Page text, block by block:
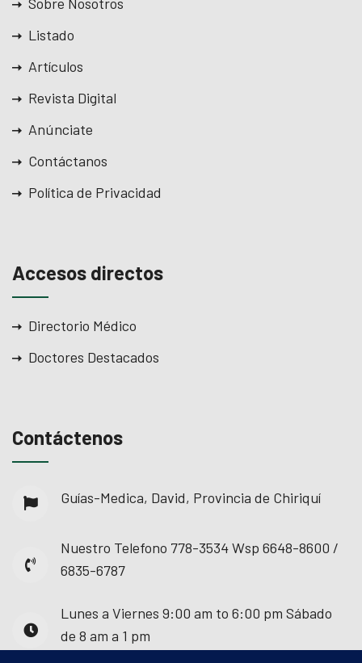
Listado
Artículos
Revista Digital
Anúnciate
Contáctanos
Política de Privacidad
Accesos directos
Directorio Médico
Doctores Destacados
Contáctenos
Guías-Medica, David, Provincia de Chiriquí
Nuestro Telefono 778-3534 Wsp 6648-8600 /
6835-6787
Lunes a Viernes 9:00 am to 6:00 pm Sábado
de 8 am a 1 pm